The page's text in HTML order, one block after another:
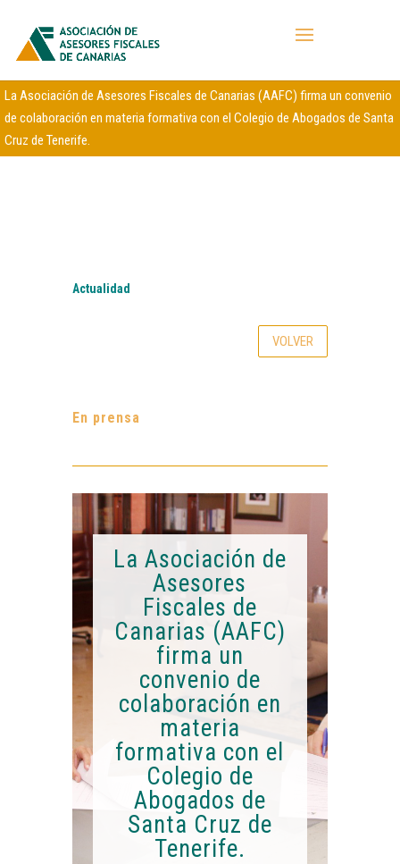
La Asociación de Asesores Fiscales de Canarias (AAFC) firma un convenio
de colaboración en materia formativa con el Colegio de Abogados de Santa
Cruz de Tenerife.
Actualidad
VOLVER
En prensa
La Asociación de
Asesores
Fiscales de
Canarias (AAFC)
firma un
convenio de
colaboración en
materia
formativa con el
Colegio de
Abogados de
Santa Cruz de
Tenerife.